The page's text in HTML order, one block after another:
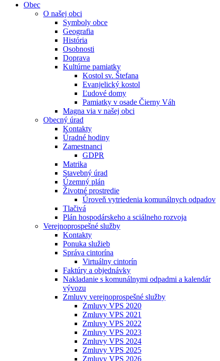
Obec
O našej obci
Symboly obce
Geografia
História
Osobnosti
Doprava
Kultúrne pamiatky
Kostol sv. Štefana
Evanjelický kostol
Ľudové domy
Pamiatky v osade Čierny Váh
Magna via v našej obci
Obecný úrad
Kontakty
Úradné hodiny
Zamestnanci
GDPR
Matrika
Stavebný úrad
Územný plán
Životné prostredie
Úroveň vytriedenia komunálnych odpadov
Tlačivá
Plán hospodárskeho a sciálneho rozvoja
Verejnoprospešné služby
Kontakty
Ponuka služieb
Správa cintorína
Virtuálny cintorín
Faktúry a objednávky
Nakladanie s komunálnymi odpadmi a kalendár
vývozu
Zmluvy verejnoprospešné služby
Zmluvy VPS 2020
Zmluvy VPS 2021
Zmluvy VPS 2022
Zmluvy VPS 2023
Zmluvy VPS 2024
Zmluvy VPS 2025
Zmluvy VPS 2026